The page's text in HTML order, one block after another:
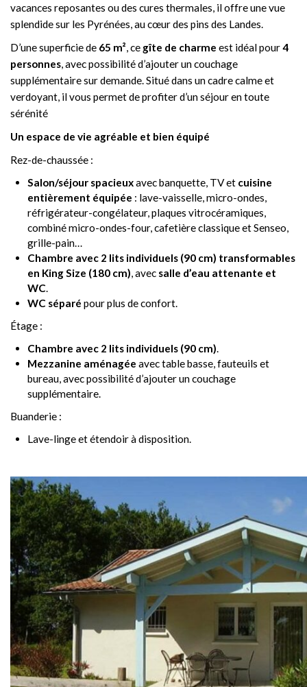
vacances reposantes ou des cures thermales, il offre une vue
splendide sur les Pyrénées, au cœur des pins des Landes.
D’une superficie de 65 m², ce gîte de charme est idéal pour4
personnes, avec possibilité d’ajouter un couchage
supplémentaire sur demande. Situé dans un cadre calme et
verdoyant, il vous permet de profiter d’un séjour en toute
sérénité
Un espace de vie agréable et bien équipé
Rez-de-chaussée :
Salon/séjour spacieuxavec banquette, TV et cuisine
entièrement équipée : lave-vaisselle, micro-ondes,
réfrigérateur-congélateur, plaques vitrocéramiques,
combiné micro-ondes-four, cafetière classique et Senseo,
grille-pain…
Chambre avec 2 lits individuels (90 cm) transformables
en King Size (180 cm), avec salle d’eau attenante et
WC.
WC séparé pour plus de confort.
Étage :
Chambre avec 2 lits individuels (90 cm).
Mezzanine aménagée avec table basse, fauteuils et
bureau, avec possibilité d’ajouter un couchage
supplémentaire.
Buanderie :
Lave-linge et étendoir à disposition.